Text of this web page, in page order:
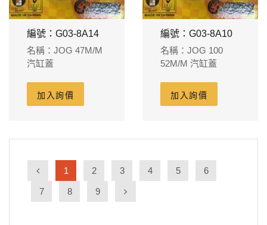
編號：G03-8A14
名稱：JOG 47M/M
汽缸蓋
加入詢價
編號：G03-8A10
名稱：JOG 100
52M/M 汽缸蓋
加入詢價
1 2 3 4 5 6
7 8 9